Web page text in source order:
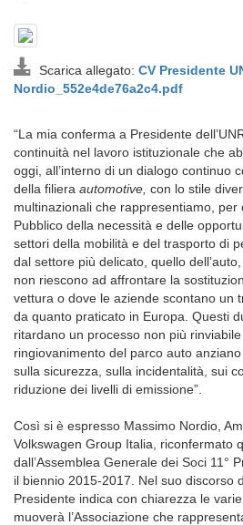
Scarica allegato: CV Presidente
Nordio_552e4de76a2c4.pdf
“La mia conferma a Presidente
continuità nel lavoro istituzionale che
oggi, all’interno di un dialogo continuo
della filiera automotive, con lo stile
multinazionali che rappresentiamo, per
Pubblico della necessità e delle
settori della mobilità e del trasporto di
dal settore più delicato, quello
non riescono ad affrontare la
vettura o dove le aziende scontano un
da quanto praticato in Europa. Questi
ritardano un processo non più
ringiovanimento del parco auto
sulla sicurezza, sulla incidentalità, sui
riduzione dei livelli di emissione”.
Così si è espresso Massimo Nordio,
Volkswagen Group Italia, riconfermato
dall’Assemblea Generale dei Soci 11°
il biennio 2015-2017. Nel suo discorso
Presidente indica con chiarezza le
muoverà l’Associazione che